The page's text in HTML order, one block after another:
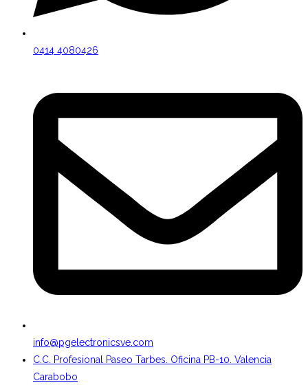
0414 4080426
info@pgelectronicsve.com
C.C. Profesional Paseo Tarbes. Oficina PB-10. Valencia
Carabobo